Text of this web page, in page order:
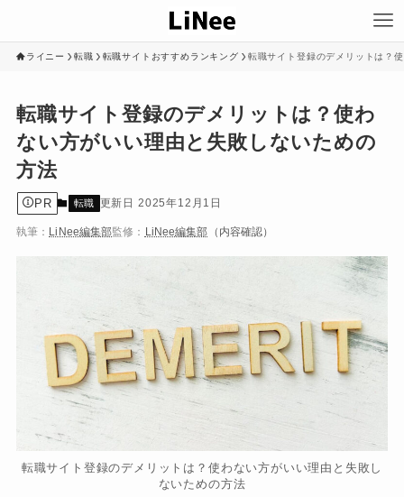
ライニー 転職 転職サイトおすすめランキング 転職サイト登録のデメリットは？
転職サイト登録のデメリットは？使わ
ない方がいい理由と失敗しないための
方法
PR 転職 2025年12月1日
執筆： LiNee編集部監修： LiNee編集部 （内容確認）
転職サイト登録のデメリットは？使わない方がいい理由と失敗し
ないための方法